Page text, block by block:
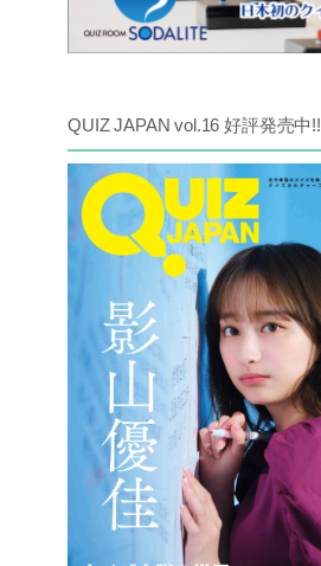
QUIZ JAPAN vol.16 好評発売中!!